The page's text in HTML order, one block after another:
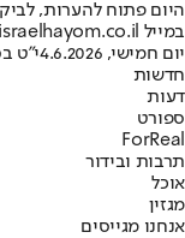
היום פתוח להערות,
במייל hayom@israelhayom.co.il.
יום חמישי, 4.6.2026
י"ט
חדשות
דעות
ספורט
ForReal
תרבות ובידור
אוכל
מגזין
אנחנו מגייסים